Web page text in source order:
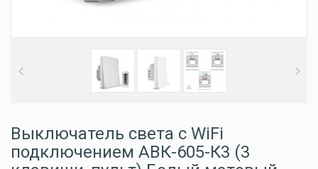
Выключатель света с WiFi
подключением АВК-605-К3 (3